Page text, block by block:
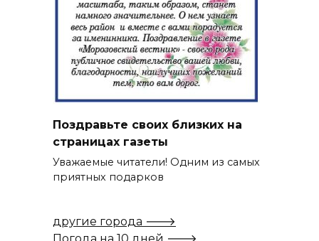
Поздравьте своих близких на
страницах газеты
Уважаемые читатели! Одним из самых
приятных подарков
другие города 🡒
Погода на 10 дней 🡒